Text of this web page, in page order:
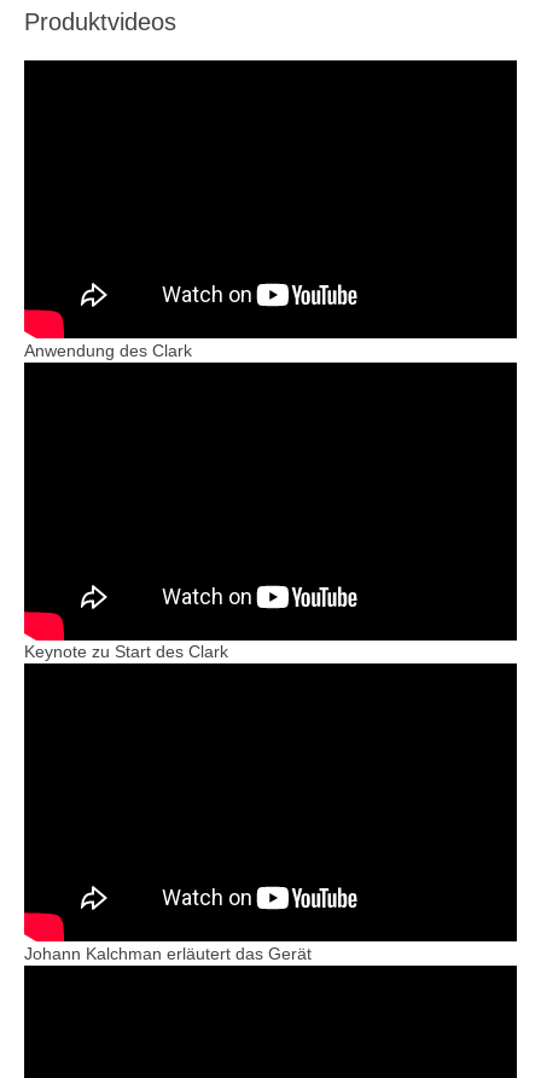
Produktvideos
Anwendung des Clark
Keynote zu Start des Clark
Johann Kalchman erläutert das Gerät